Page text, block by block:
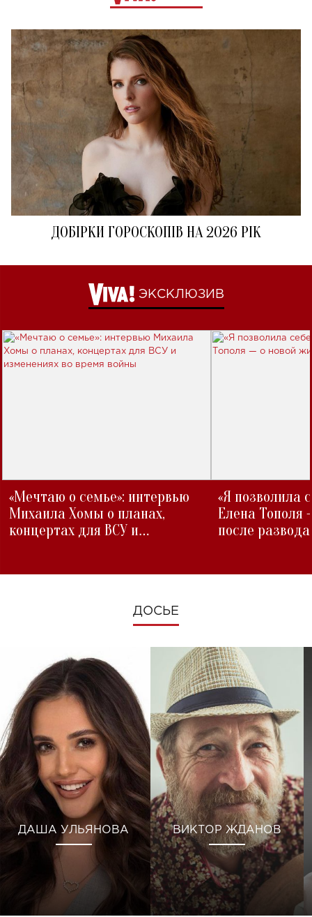
ДОБІРКИ ГОРОСКОПІВ НА 2026 РІК
ЭКСКЛЮЗИВ
«Мечтаю о семье»: интервью
Михаила Хомы о планах,
концертах для ВСУ и
«Я позволила
Елена Тополя
после развода
ДОСЬЕ
ДАША УЛЬЯНОВА ВИКТОР ЖДАНОВ